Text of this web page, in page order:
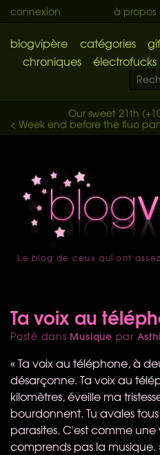
connexion à propos
blogvipère catégories
chroniques
électrofucks
Our sweet 21th
< Week end before the fluo
accueil
Le blog de ceux qui ont
Ta voix au
Posté dans Musique par
« Ta voix au téléphone, à
désarçonne. Ta voix au
kilomètres, éveille ma
bourdonnent. Tu avales
parasites. C'est comme
comprends pas la musique.